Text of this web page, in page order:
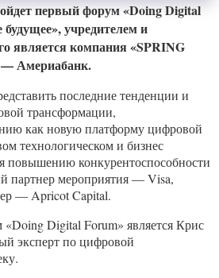
первый форум «Doing Digital
учредителем и
является компания «SPRING
— Америабанк.
последние тенденции и
трансформации,
как новую платформу цифровой
технологическом и бизнес
повышению конкурентоспособности
партнер мероприятия — Visa,
— Apricot Capital.
Digital Forum» является Крис
эксперт по цифровой